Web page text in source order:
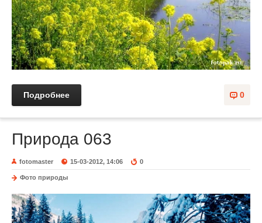
0
Подробнее
Природа 063
fotomaster 15-03-2012, 14:06 0
Фото природы